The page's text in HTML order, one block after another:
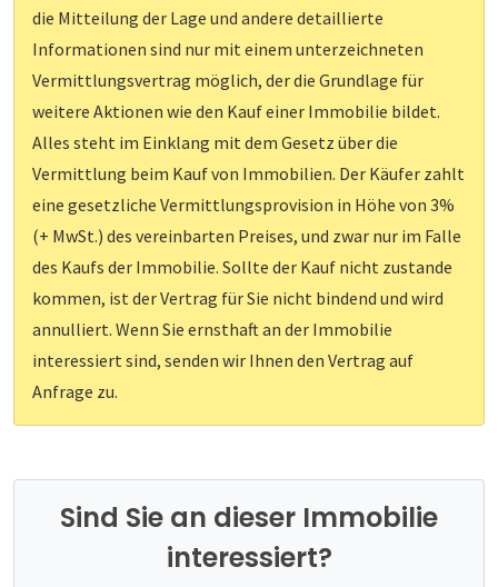
die Mitteilung der Lage und andere detaillierte
Informationen sind nur mit einem unterzeichneten
Vermittlungsvertrag möglich, der die Grundlage für
weitere Aktionen wie den Kauf einer Immobilie bildet.
Alles steht im Einklang mit dem Gesetz über die
Vermittlung beim Kauf von Immobilien. Der Käufer zahlt
eine gesetzliche Vermittlungsprovision in Höhe von 3%
(+ MwSt.) des vereinbarten Preises, und zwar nur im Falle
des Kaufs der Immobilie. Sollte der Kauf nicht zustande
kommen, ist der Vertrag für Sie nicht bindend und wird
annulliert. Wenn Sie ernsthaft an der Immobilie
interessiert sind, senden wir Ihnen den Vertrag auf
Anfrage zu.
Sind Sie an dieser Immobilie
interessiert?